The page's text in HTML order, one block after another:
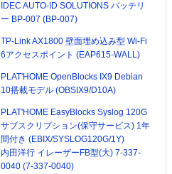
IDEC AUTO-ID SOLUTIONS バッテリ
ー BP-007 (BP-007)
TP-Link AX1800 壁面埋め込み型 Wi-Fi
6アクセスポイント (EAP615-WALL)
PLAT'HOME OpenBlocks IX9 Debian
10搭載モデル (OBSIX9/D10A)
PLAT'HOME EasyBlocks Syslog 120G
サブスクリプション(保守サービス) 1年
間付き (EBIX/SYSLOG120G/1Y)
内田洋行 イレーザーFB型(大) 7-337-
0040 (7-337-0040)